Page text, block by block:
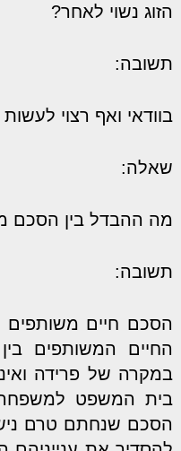
הזוג נשוי לאחר?
תשובה:
בוודאי ואף רצוי
שאלה:
מה ההבדל בין הסכם
תשובה:
הסכם חיים משותפים
החיים המשותפים
במקרה של פרידה
בית המשפט
הסכם שנחתם טרם